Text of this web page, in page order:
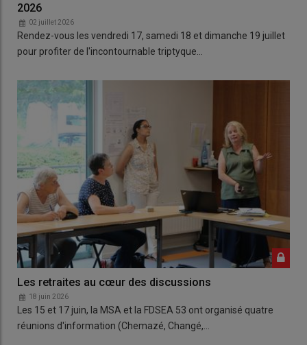
2026
02 juillet 2026
Rendez-vous les vendredi 17, samedi 18 et dimanche 19 juillet
pour profiter de l'incontournable triptyque…
Les retraites au cœur des discussions
18 juin 2026
Les 15 et 17 juin, la MSA et la FDSEA 53 ont organisé quatre
réunions d'information (Chemazé, Changé,…